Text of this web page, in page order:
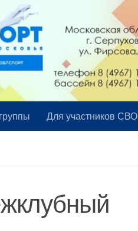
Для участников СВО